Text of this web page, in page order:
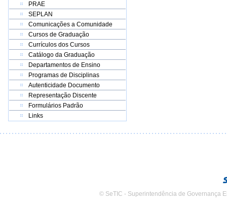
PRAE
SEPLAN
Comunicações a Comunidade
Cursos de Graduação
Currículos dos Cursos
Catálogo da Graduação
Departamentos de Ensino
Programas de Disciplinas
Autenticidade Documento
Representação Discente
Formulários Padrão
Links
© SeTIC - Superintendência de Governança